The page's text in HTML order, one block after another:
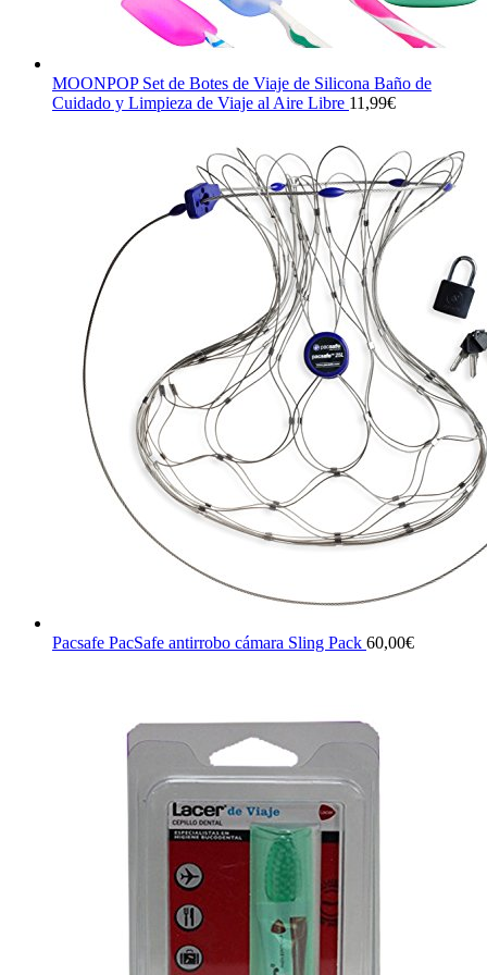
MOONPOP Set de Botes de Viaje de Silicona Baño de
Cuidado y Limpieza de Viaje al Aire Libre 11,99€
Pacsafe PacSafe antirrobo cámara Sling Pack 60,00€